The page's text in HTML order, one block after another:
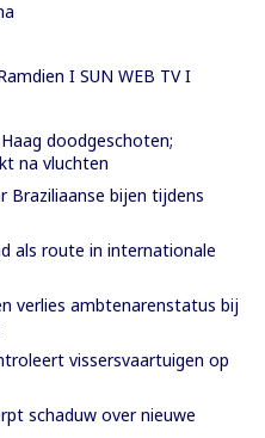
I SUN WEB TV I
doodgeschoten;
na vluchten
Braziliaanse bijen tijdens
als route in internationale
verlies ambtenarenstatus bij
vissersvaartuigen op
schaduw over nieuwe